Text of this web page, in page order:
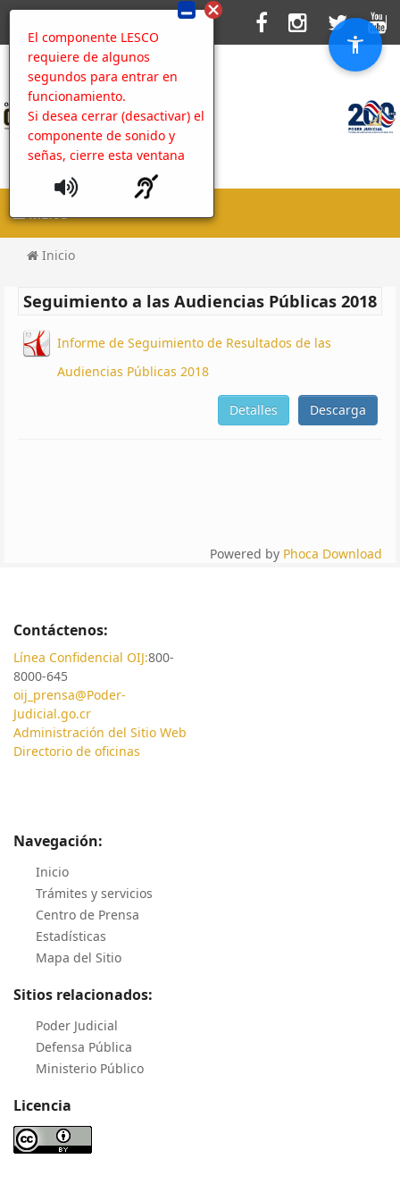
El componente LESCO
requiere de algunos
segundos para entrar en
funcionamiento.
Si desea cerrar (desactivar) el
componente de sonido y
señas, cierre esta ventana
MENU
Inicio
Seguimiento a las Audiencias Públicas 2018
Informe de Seguimiento de Resultados de las
Audiencias Públicas 2018
Descarga
Detalles
Powered by Phoca Download
Contáctenos:
Línea Confidencial OIJ:800-
8000-645
oij_prensa@Poder-
Judicial.go.cr
Administración del Sitio Web
Directorio de oficinas
Navegación:
Inicio
Trámites y servicios
Centro de Prensa
Estadísticas
Mapa del Sitio
Sitios relacionados:
Poder Judicial
Defensa Pública
Ministerio Público
Licencia